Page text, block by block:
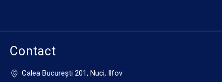
Contact
Calea Bucureşti 201, Nuci, Ilfov